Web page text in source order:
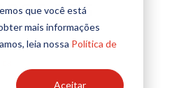
que você está
mais informações
leia nossa Política de
Aceitar
nas